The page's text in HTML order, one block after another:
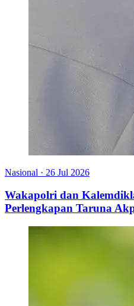
Nasional · 26 Jul 2026
Wakapolri dan
Perlengkapan Taruna